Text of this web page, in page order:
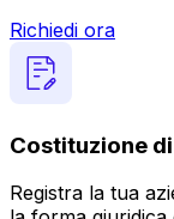
Richiedi ora
Costituzione
Registra la tua